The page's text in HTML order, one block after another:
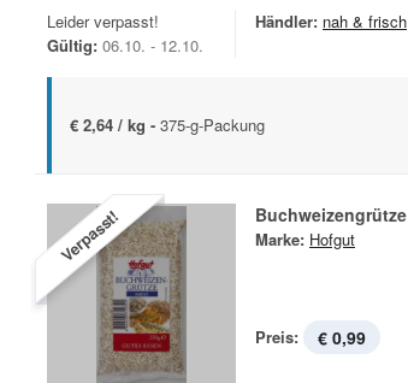
Leider verpasst!
Gültig: 06.10. - 12.10.
Händler: nah & frisch
€ 2,64 / kg - 375-g-Packung
Verpasst! Buchweizengrütze
Marke: Hofgut
Preis: € 0,99